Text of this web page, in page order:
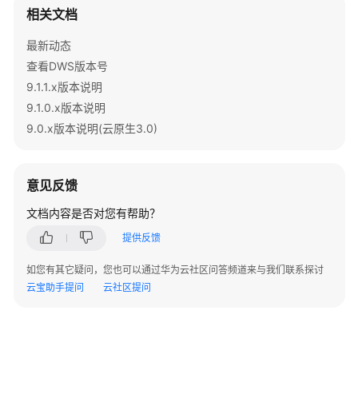
命
名
规
范
行
列
存
务
HA
on
Anywhere
相关文档
最新动态
查看DWS版本号
9.1.1.x版本说明
9.1.0.x版本说明
9.0.x版本说明(云原生3.0)
意见反馈
文档内容是否对您有帮助？
提供反馈
如您有其它疑问，您也可以通过华为云社区问答频道来与我们联系探讨
云宝助手提问
云社区提问